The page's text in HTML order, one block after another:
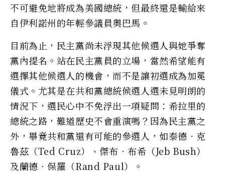
不可避免地將成為美國總統，但最終還是輸給來
自伊利諾州的年輕參議員奧巴馬。
目前為止，民主黨尚未浮現其他候選人與她爭奪
黨內提名。站在民主黨員的立場，當然希望能有
選擇其他候選人的機會，而不是讓初選成為加冕
儀式。尤其是在共和黨總統候選人選未見明朗的
情況下，選民心中不免浮出一項疑問：希拉里的
總統之路，難道歷史不會重演嗎？因為民主黨之
外，畢竟共和黨還有可能的參選人，如泰德‧克
魯茲（Ted Cruz）、傑布．布希（Jeb Bush）
及蘭德‧保羅（Rand Paul）。